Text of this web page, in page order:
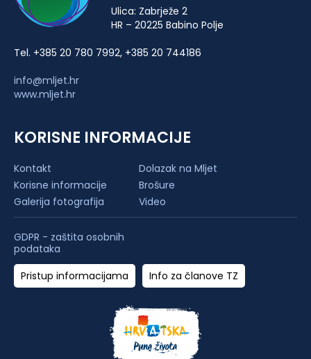
Ulica: Zabrježe 2
HR – 20225 Babino Polje
Tel. +385 20 780 7992, +385 20 744186
info@mljet.hr
www.mljet.hr
KORISNE INFORMACIJE
Kontakt
Dolazak na Mljet
Korisne informacije
Brošure
Galerija fotografija
Video
GDPR - zaštita osobnih
podataka
Pristup informacijama
Info za članove TZ